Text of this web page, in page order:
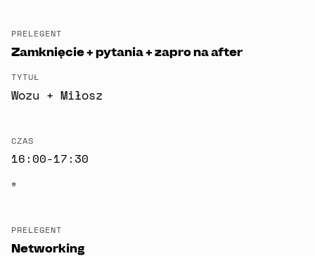
PRELEGENT
Zamknięcie + pytania + zapro na after
TYTUŁ
Wozu + Miłosz
CZAS
16:00-17:30
#
PRELEGENT
Networking